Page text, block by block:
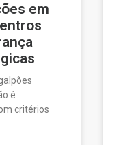
em
é
critérios